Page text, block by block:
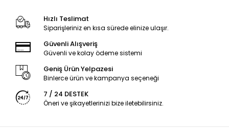
Hızlı Teslimat
Siparişleriniz en kısa sürede elinize ulaşır.
Güvenli Alışveriş
Güvenli ve kolay ödeme sistemi
Geniş Ürün Yelpazesi
Binlerce ürün ve kampanya seçeneği
7 / 24 DESTEK
Öneri ve şikayetlerinizi bize iletebilirsiniz.